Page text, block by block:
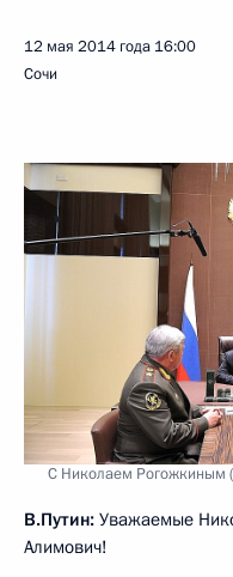
12 мая 2014 года 16:00
Сочи
С Николаем Рогожкиным
В.Путин: Уважаемые
Алимович!